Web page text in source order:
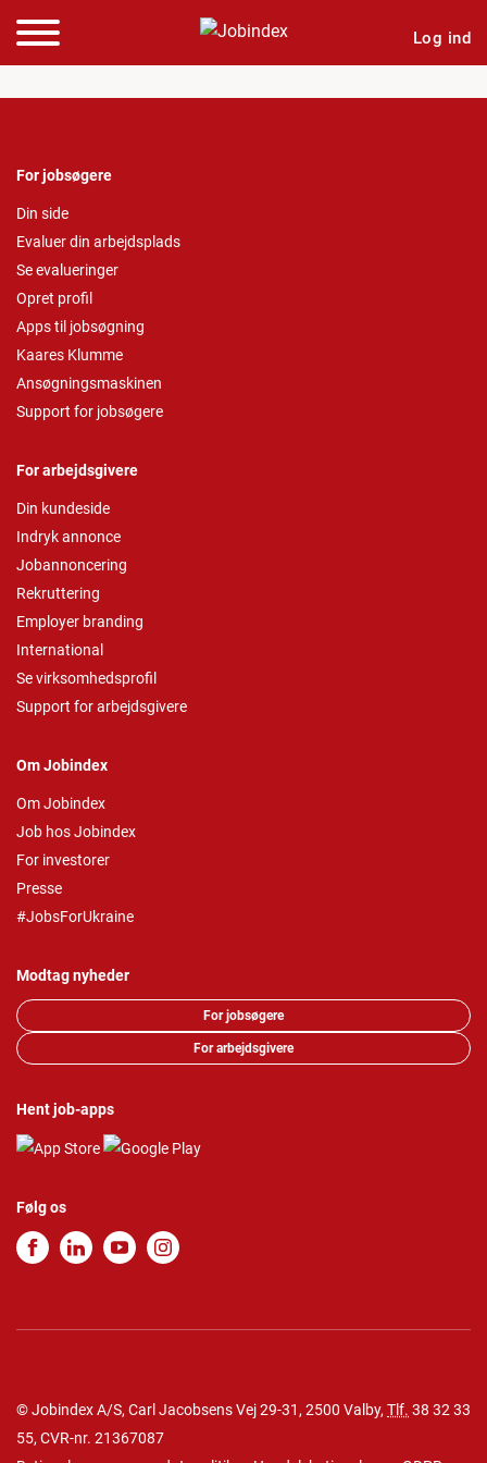
Log ind
For jobsøgere
Din side
Evaluer din arbejdsplads
Se evalueringer
Opret profil
Apps til jobsøgning
Kaares Klumme
Ansøgningsmaskinen
Support for jobsøgere
For arbejdsgivere
Din kundeside
Indryk annonce
Jobannoncering
Rekruttering
Employer branding
International
Se virksomhedsprofil
Support for arbejdsgivere
Om Jobindex
Om Jobindex
Job hos Jobindex
For investorer
Presse
#JobsForUkraine
Modtag nyheder
For jobsøgere
For arbejdsgivere
Hent job-apps
Følg os
© Jobindex A/S, Carl Jacobsens Vej 29-31, 2500 Valby, Tlf. 38 32 33
55, CVR-nr. 21367087